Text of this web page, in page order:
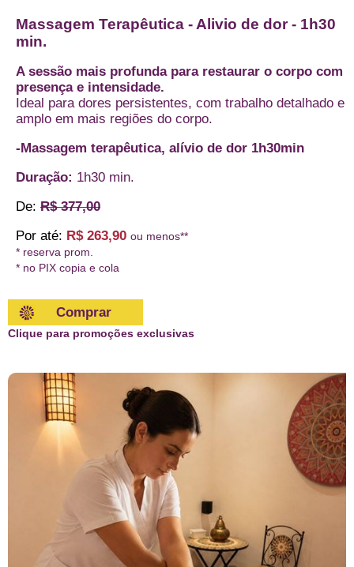
Massagem Terapêutica - Alivio de dor - 1h30
min.
A sessão mais profunda para restaurar o corpo com
presença e intensidade.
Ideal para dores persistentes, com trabalho detalhado e
amplo em mais regiões do corpo.
-Massagem terapêutica, alívio de dor 1h30min
Duração: 1h30 min.
De: R$ 377,00
Por até: R$ 263,90 ou menos**
* reserva prom.
* no PIX copia e cola
Comprar
Clique para promoções exclusivas